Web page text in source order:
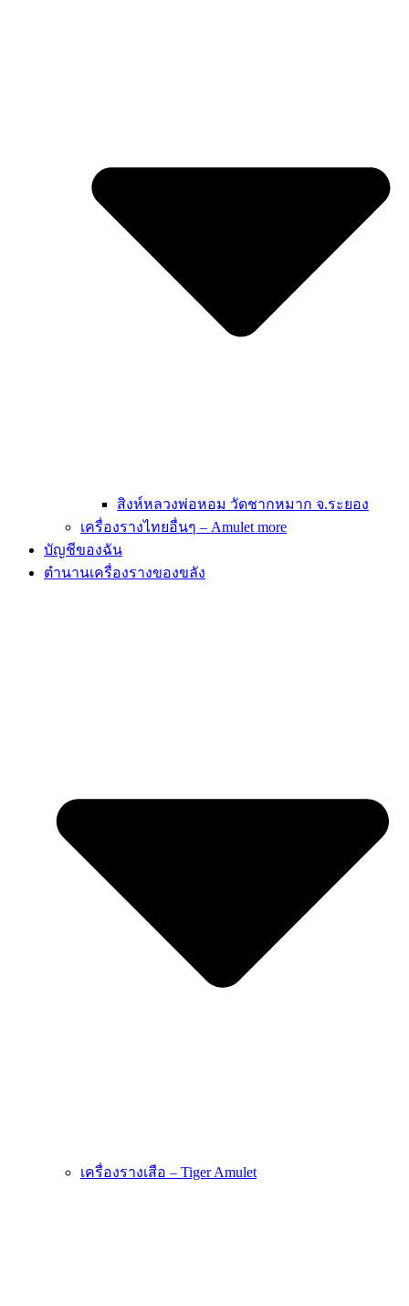
สิงห์หลวงพ่อหอม วัดชากหมาก จ.ระยอง
เครื่องรางไทยอื่นๆ – Amulet more
บัญชีของฉัน
ตำนานเครื่องรางของขลัง
เครื่องรางเสือ – Tiger Amulet